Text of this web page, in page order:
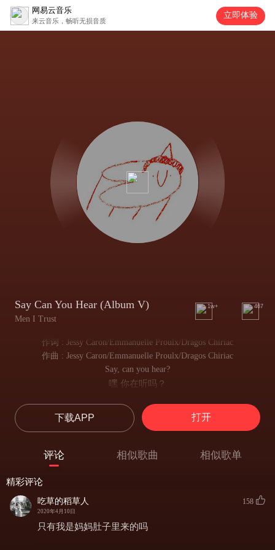
网易云音乐
来云音乐，畅听无损音质
立即体验
Say Can You Hear (Album V)
Men I Trust
1w+ 467
作词 : Jessy Caron/Emmanuelle Proulx/Dragos Chiriac
作曲 : Jessy Caron/Emmanuelle Proulx/Dragos Chiriac
Say, can you hear?
嘿 你在听吗？
你的悲伤是否有具体的意义？
Where there is pain you see grace
在那痛苦之地你望见了天堂的恩惠
若牺牲对自我具有特定意义
Staying at the end of a hallway
Dozens of doors you never tried to open
下载APP 打开
评论 相似歌曲 相似歌单
精彩评论
吃草的稻草人
2020年4月10日
158
只有我是妈妈肚子里来的吗